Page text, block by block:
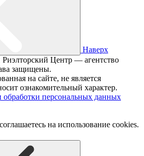
Наверх
Центр — агентство
защищены.
на сайте, не является
ознакомительный характер.
персональных данных
на использование cookies.